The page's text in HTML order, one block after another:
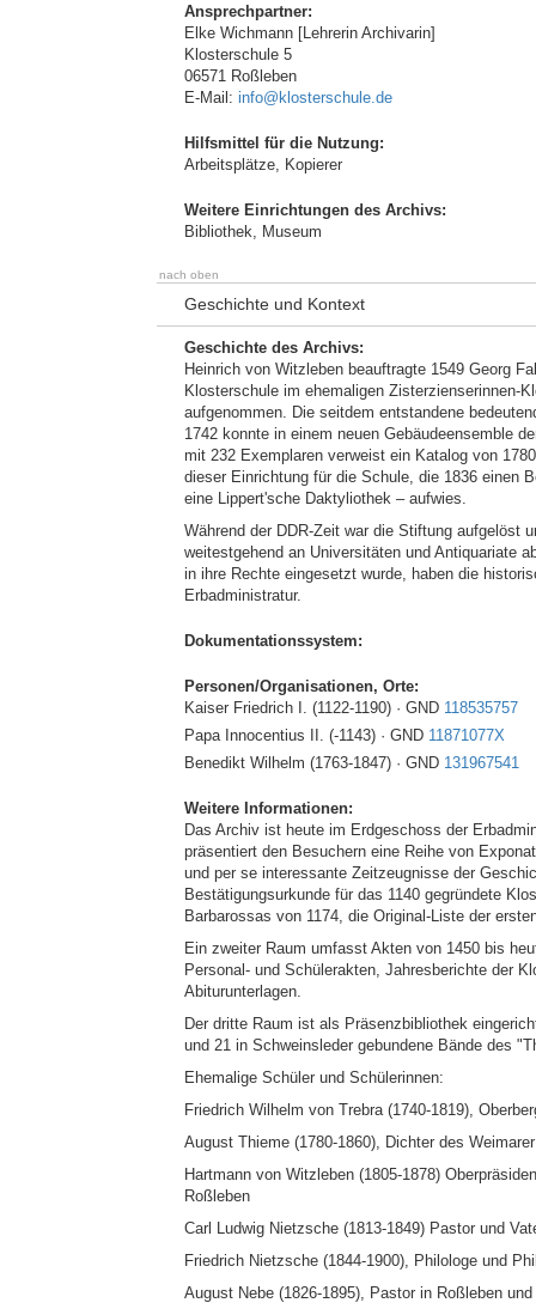
Ansprechpartner:
Elke Wichmann [Lehrerin Archivarin]
Klosterschule 5
06571 Roßleben
E-Mail: info@klosterschule.de
Hilfsmittel für die Nutzung:
Arbeitsplätze, Kopierer
Weitere Einrichtungen des Archivs:
Bibliothek, Museum
nach oben
Geschichte und Kontext
Geschichte des Archivs:
Heinrich von Witzleben beauftragte 1549 Georg
Klosterschule im ehemaligen Zisterzienserinnen-
aufgenommen. Die seitdem entstandene
1742 konnte in einem neuen Gebäudeensemble
mit 232 Exemplaren verweist ein Katalog von
dieser Einrichtung für die Schule, die 1836 einen
eine Lippert'sche Daktyliothek – aufwies.
Während der DDR-Zeit war die Stiftung aufgelöst
weitestgehend an Universitäten und Antiquariate
in ihre Rechte eingesetzt wurde, haben die
Erbadministratur.
Dokumentationssystem:
Personen/Organisationen, Orte:
Kaiser Friedrich I. (1122-1190) · GND 118535757
Papa Innocentius II. (-1143) · GND 11871077X
Benedikt Wilhelm (1763-1847) · GND 131967541
Weitere Informationen:
Das Archiv ist heute im Erdgeschoss der
präsentiert den Besuchern eine Reihe von
und per se interessante Zeitzeugnisse der
Bestätigungsurkunde für das 1140 gegründete
Barbarossas von 1174, die Original-Liste der
Ein zweiter Raum umfasst Akten von 1450 bis
Personal- und Schülerakten, Jahresberichte der
Abiturunterlagen.
Der dritte Raum ist als Präsenzbibliothek
und 21 in Schweinsleder gebundene Bände des
Ehemalige Schüler und Schülerinnen:
Friedrich Wilhelm von Trebra (1740-1819),
August Thieme (1780-1860), Dichter des
Hartmann von Witzleben (1805-1878)
Roßleben
Carl Ludwig Nietzsche (1813-1849) Pastor und
Friedrich Nietzsche (1844-1900), Philologe und
August Nebe (1826-1895), Pastor in Roßleben